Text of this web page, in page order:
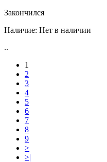
Закончился
Наличие: Нет в наличии
..
1
2
3
4
5
6
7
8
9
>
>|